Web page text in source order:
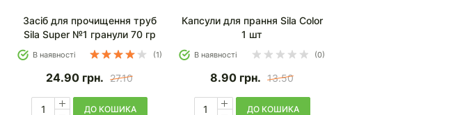
Засіб для прочищення труб
Sila Super №1 гранули 70 гр
В наявності (1)
24.90 грн. 27.10
ДО КОШИКА
Капсули для прання Sila Color
1 шт
В наявності (0)
8.90 грн. 13.50
ДО КОШИКА